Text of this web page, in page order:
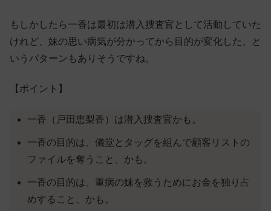
もしかしたら一香は最初は潜入捜査官として活動していた
けれど、妹の思い病気が分かってから目的が変化した、と
いうパターンもありそうですね。
【ポイント】
一香（戸田恵梨香）は潜入捜査官かも。
一香の目的は、儀堂とタッグを組んで顧客リストの
ファイルを奪うこと、かも。
一香の目的は、重病の妹を救うためにお金を独り占
めすること、かも。